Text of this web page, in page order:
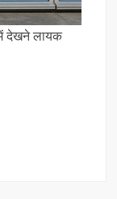
में देखने लायक